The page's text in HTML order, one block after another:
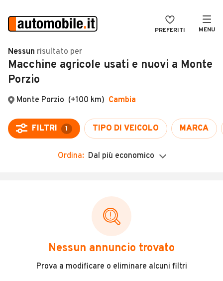
PREFERITI MENU
Auto
Auto usate
Auto Km 0
Auto Nuove
Concessionari
VENDI
MAGAZINE
ACCEDI
Nessun risultato per
Macchine agricole usati e nuovi a Monte
Porzio
Monte Porzio (+100 km) Cambia
FILTRI 1 TIPO DI VEICOLO MARCA
Ordina: Dal più economico
Nessun annuncio trovato
Prova a modificare o eliminare alcuni filtri